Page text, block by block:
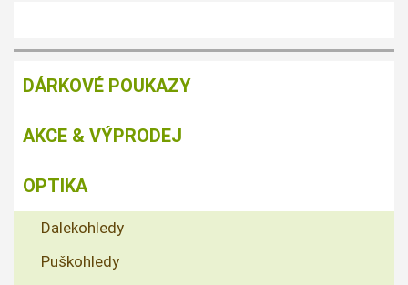
DÁRKOVÉ POUKAZY
AKCE & VÝPRODEJ
OPTIKA
Dalekohledy
Puškohledy